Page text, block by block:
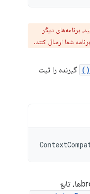
برنامه‌های دیگر
شما ارسال کنند.
گیرنده را ثبت